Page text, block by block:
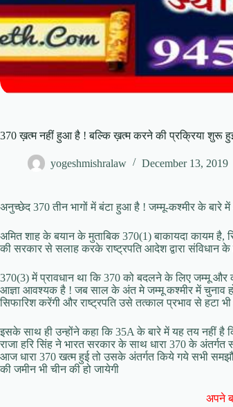
370 ख़त्म नहीं हुआ है ! बल्कि ख़त्म करने की प्रक्रिया शुरू
yogeshmishralaw December 13, 2019
अनुच्छेद 370 तीन भागों में बंटा हुआ है ! जम्मू-कश्मीर के बारे
अमित शाह के बयान के मुताबिक 370(1) बाकायदा कायम है,
की सरकार से सलाह करके राष्ट्रपति आदेश द्वारा संविधान
370(3) में प्रावधान था कि 370 को बदलने के लिए जम्मू और
आज्ञा आवश्यक है ! जब साल के अंत मे जम्मू कश्मीर में चुनाव
सिफारिश करेंगी और राष्ट्रपति उसे तत्काल प्रभाव से हटा
इसके साथ ही उन्होंने कहा कि 35A के बारे में यह तय नहीं है
राजा हरि सिंह ने भारत सरकार के साथ धारा 370 के
आज धारा 370 खत्म हुई तो उसके अंतर्गत किये गये सभी
की जमीन भी चीन की हो जायेगी
अपने